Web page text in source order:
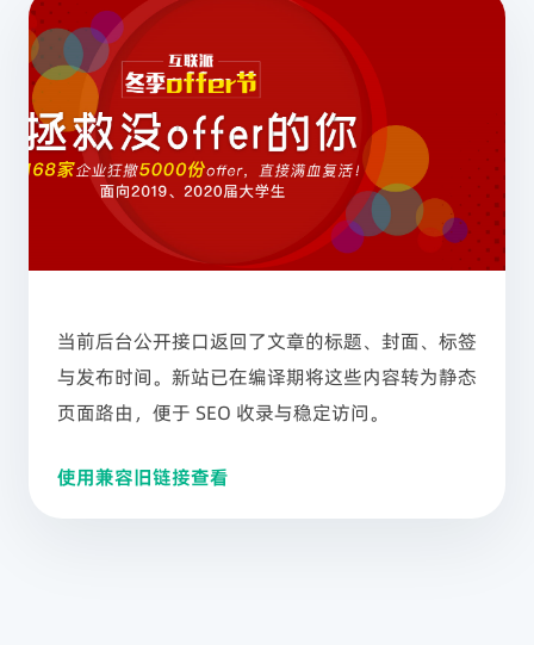
当前后台公开接口返回了文章的标题、封面、标签
与发布时间。新站已在编译期将这些内容转为静态
页面路由，便于 SEO 收录与稳定访问。
使用兼容旧链接查看